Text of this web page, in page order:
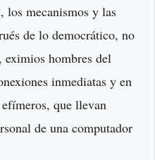
los mecanismos y las
de lo democrático, no
hombres del
inmediatas y en
que llevan
de una computador